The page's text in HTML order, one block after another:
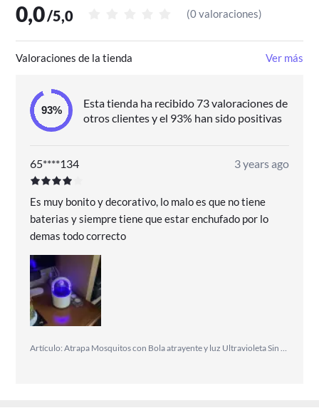
0,0/5,0 (0 valoraciones)
Valoraciones de la tienda Ver más
Esta tienda ha recibido 73 valoraciones de
otros clientes y el 93% han sido positivas
65****134 3 years ago
Es muy bonito y decorativo, lo malo es que no tiene
baterias y siempre tiene que estar enchufado por lo
demas todo correcto